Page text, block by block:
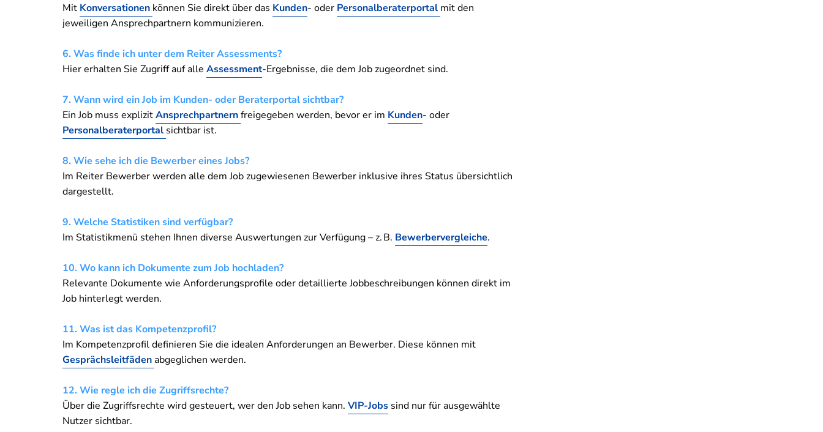
Mit Konversationen können Sie direkt über das Kunden- oder Personalberaterportal mit den
jeweiligen Ansprechpartnern kommunizieren.
6. Was finde ich unter dem Reiter Assessments?
Hier erhalten Sie Zugriff auf alle Assessment-Ergebnisse, die dem Jobzugeordnet sind.
7. Wann wird ein Job im Kunden- oder Beraterportal sichtbar?
Ein Job muss explizitAnsprechpartnernfreigegeben werden, bevor er im Kunden- oder
Personalberaterportal sichtbar ist.
8. Wie sehe ich die Bewerber eines Jobs?
Im Reiter Bewerber werden alle dem Job zugewiesenen Bewerber inklusive ihres Status übersichtlich
dargestellt.
9. Welche Statistiken sind verfügbar?
Im Statistikmenü stehen Ihnen diverse Auswertungen zur Verfügung – z. B. Bewerbervergleiche.
10. Wo kann ich Dokumente zum Job hochladen?
Relevante Dokumente wie Anforderungsprofile oder detaillierte Jobbeschreibungen können direkt im
Job hinterlegt werden.
11. Was ist das Kompetenzprofil?
Im Kompetenzprofil definieren Sie die idealen Anforderungen an Bewerber. Diese können mit
Gesprächsleitfädenabgeglichen werden.
12. Wie regle ich die Zugriffsrechte?
Über die Zugriffsrechte wird gesteuert, wer den Job sehen kann. VIP-Jobs sind nur für ausgewählte
Nutzer sichtbar.